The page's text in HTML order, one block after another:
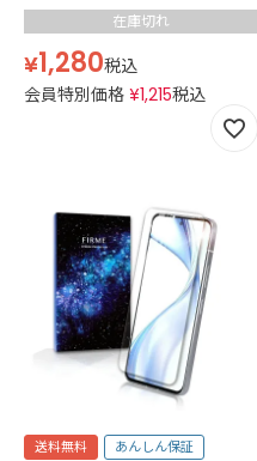
在庫切れ
¥1,280税込
会員特別価格 ¥1,215税込
送料無料 あんしん保証